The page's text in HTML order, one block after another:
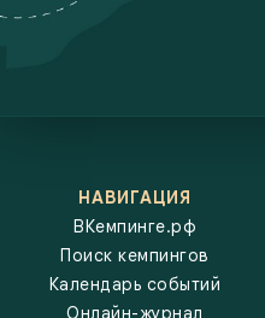
НАВИГАЦИЯ
ВКемпинге.рф
Поиск кемпингов
Календарь событий
Онлайн-журнал